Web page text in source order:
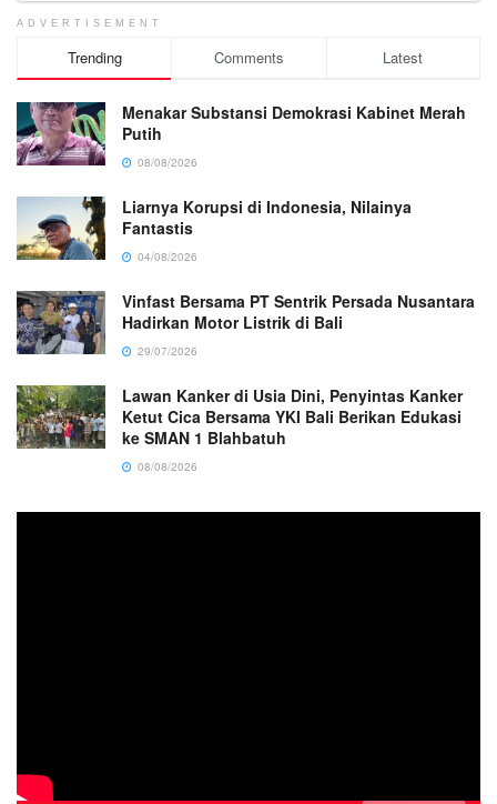
ADVERTISEMENT
Trending Comments Latest
Menakar Substansi Demokrasi Kabinet Merah
Putih
08/08/2026
Liarnya Korupsi di Indonesia, Nilainya
Fantastis
04/08/2026
Vinfast Bersama PT Sentrik Persada Nusantara
Hadirkan Motor Listrik di Bali
29/07/2026
Lawan Kanker di Usia Dini, Penyintas Kanker
Ketut Cica Bersama YKI Bali Berikan Edukasi
ke SMAN 1 Blahbatuh
08/08/2026